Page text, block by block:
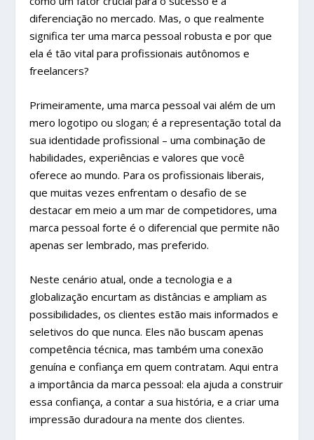
diferenciação no mercado. Mas, o que realmente
significa ter uma marca pessoal robusta e por que
ela é tão vital para profissionais autônomos e
freelancers?
Primeiramente, uma marca pessoal vai além de um
mero logotipo ou slogan; é a representação total da
sua identidade profissional – uma combinação de
habilidades, experiências e valores que você
oferece ao mundo. Para os profissionais liberais,
que muitas vezes enfrentam o desafio de se
destacar em meio a um mar de competidores, uma
marca pessoal forte é o diferencial que permite não
apenas ser lembrado, mas preferido.
Neste cenário atual, onde a tecnologia e a
globalização encurtam as distâncias e ampliam as
possibilidades, os clientes estão mais informados e
seletivos do que nunca. Eles não buscam apenas
competência técnica, mas também uma conexão
genuína e confiança em quem contratam. Aqui entra
a importância da marca pessoal: ela ajuda a construir
essa confiança, a contar a sua história, e a criar uma
impressão duradoura na mente dos clientes.